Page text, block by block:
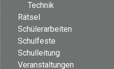
Technik
Rätsel
Schülerarbeiten
Schulfeste
Schulleitung
Veranstaltungen